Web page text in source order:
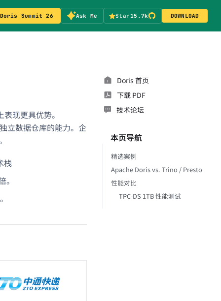
Doris Summit 26 Ask Me Star15.7k DOWNLOAD
现更具优势。
立数据仓库的能力。企
栈
Doris 首页
下载 PDF
技术论坛
本页导航
精选案例
Apache Doris vs. Trino / Presto
性能对比
TPC-DS 1TB 性能测试